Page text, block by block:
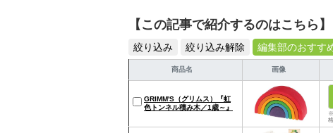
【この記事で紹介するのはこちら】
絞り込み 絞り込み解除 編集部のおすす
商品名 画像
GRIMM'S（グリムス）『虹
色トンネル積み木／1歳～』
※
格